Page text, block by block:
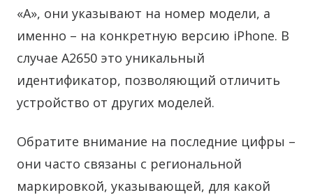
«A», они указывают на номер модели, а
именно – на конкретную версию iPhone. В
случае A2650 это уникальный
идентификатор, позволяющий отличить
устройство от других моделей.
Обратите внимание на последние цифры –
они часто связаны с региональной
маркировкой, указывающей, для какой